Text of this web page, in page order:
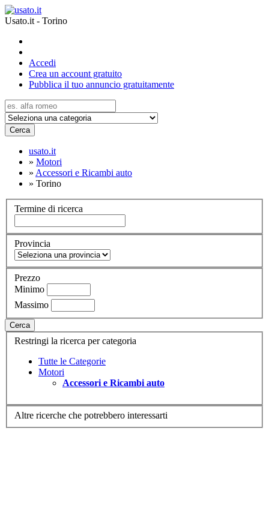
Usato.it - Torino
Accedi
Crea un account gratuito
Pubblica il tuo annuncio gratuitamente
Cerca
usato.it
» Motori
» Accessori e Ricambi auto
» Torino
Termine di ricerca
Provincia
Prezzo
Minimo
Massimo
Cerca
Restringi la ricerca per categoria
Tutte le Categorie
Motori
Accessori e Ricambi auto
Altre ricerche che potrebbero interessarti